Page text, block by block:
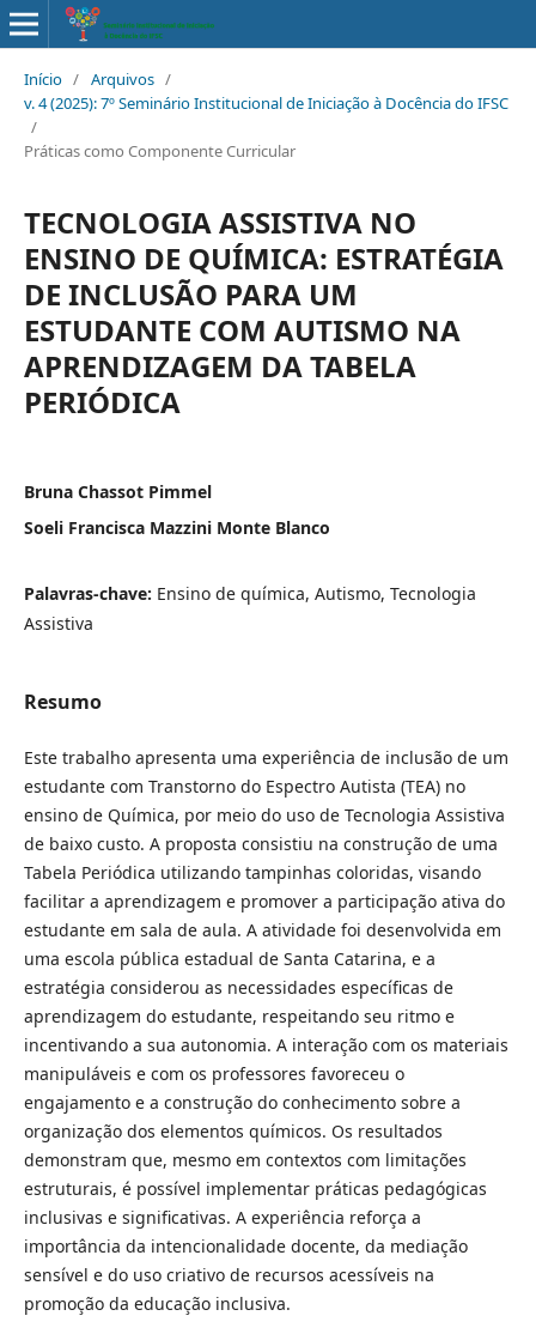
Início / Arquivos /
v. 4 (2025): 7º Seminário Institucional de Iniciação à Docência do IFSC
/
Práticas como Componente Curricular
TECNOLOGIA ASSISTIVA NO
ENSINO DE QUÍMICA: ESTRATÉGIA
DE INCLUSÃO PARA UM
ESTUDANTE COM AUTISMO NA
APRENDIZAGEM DA TABELA
PERIÓDICA
Bruna Chassot Pimmel
Soeli Francisca Mazzini Monte Blanco
Palavras-chave: Ensino de química, Autismo, Tecnologia
Assistiva
Resumo
Este trabalho apresenta uma experiência de inclusão de um
estudante com Transtorno do Espectro Autista (TEA) no
ensino de Química, por meio do uso de Tecnologia Assistiva
de baixo custo. A proposta consistiu na construção de uma
Tabela Periódica utilizando tampinhas coloridas, visando
facilitar a aprendizagem e promover a participação ativa do
estudante em sala de aula. A atividade foi desenvolvida em
uma escola pública estadual de Santa Catarina, e a
estratégia considerou as necessidades específicas de
aprendizagem do estudante, respeitando seu ritmo e
incentivando a sua autonomia. A interação com os materiais
manipuláveis e com os professores favoreceu o
engajamento e a construção do conhecimento sobre a
organização dos elementos químicos. Os resultados
demonstram que, mesmo em contextos com limitações
estruturais, é possível implementar práticas pedagógicas
inclusivas e significativas. A experiência reforça a
importância da intencionalidade docente, da mediação
sensível e do uso criativo de recursos acessíveis na
promoção da educação inclusiva.